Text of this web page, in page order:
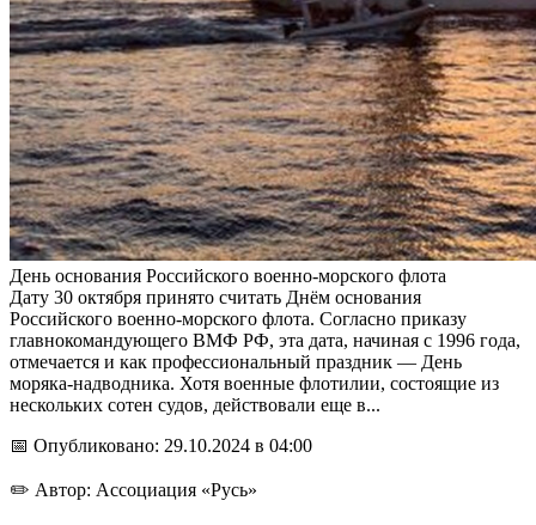
День основания Российского военно-морского флота
Дату 30 октября принято считать Днём основания
Российского военно-морского флота. Согласно приказу
главнокомандующего ВМФ РФ, эта дата, начиная с 1996 года,
отмечается и как профессиональный праздник — День
моряка-надводника. Хотя военные флотилии, состоящие из
нескольких сотен судов, действовали еще в...
📅 Опубликовано: 29.10.2024 в 04:00
✏️ Автор: Ассоциация «Русь»